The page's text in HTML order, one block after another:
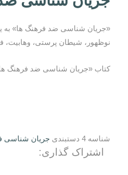
«جریان شناسی ضد فرهنگ ها» به
نوظهور، شیطان پرستی، وهابیت،
کتاب «جریان شناسی ضد فرهنگ ها» نوشته
شناسه 4 دستبندی جریان شناسی
اشتراک گذاری: